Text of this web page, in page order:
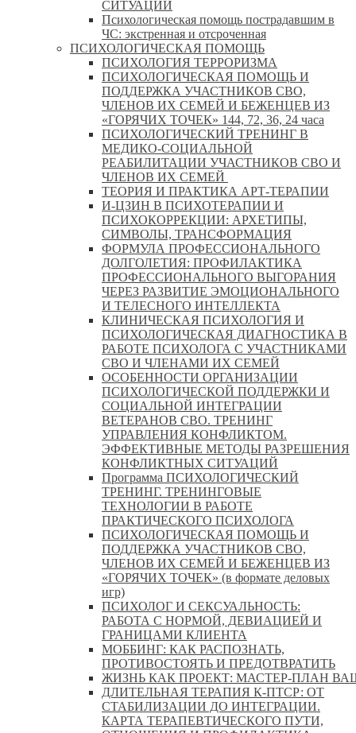
СИТУАЦИЙ
Психологическая помощь пострадавшим в
ЧС: экстренная и отсроченная
ПСИХОЛОГИЧЕСКАЯ ПОМОЩЬ
ПСИХОЛОГИЯ ТЕРРОРИЗМА
ПСИХОЛОГИЧЕСКАЯ ПОМОЩЬ И
ПОДДЕРЖКА УЧАСТНИКОВ СВО,
ЧЛЕНОВ ИХ СЕМЕЙ И БЕЖЕНЦЕВ ИЗ
«ГОРЯЧИХ ТОЧЕК» 144, 72, 36, 24 часа
ПСИХОЛОГИЧЕСКИЙ ТРЕНИНГ В
МЕДИКО-СОЦИАЛЬНОЙ
РЕАБИЛИТАЦИИ УЧАСТНИКОВ СВО И
ЧЛЕНОВ ИХ СЕМЕЙ
ТЕОРИЯ И ПРАКТИКА АРТ-ТЕРАПИИ
И-ЦЗИН В ПСИХОТЕРАПИИ И
ПСИХОКОРРЕКЦИИ: АРХЕТИПЫ,
СИМВОЛЫ, ТРАНСФОРМАЦИЯ
ФОРМУЛА ПРОФЕССИОНАЛЬНОГО
ДОЛГОЛЕТИЯ: ПРОФИЛАКТИКА
ПРОФЕССИОНАЛЬНОГО ВЫГОРАНИЯ
ЧЕРЕЗ РАЗВИТИЕ ЭМОЦИОНАЛЬНОГО
И ТЕЛЕСНОГО ИНТЕЛЛЕКТА
КЛИНИЧЕСКАЯ ПСИХОЛОГИЯ И
ПСИХОЛОГИЧЕСКАЯ ДИАГНОСТИКА В
РАБОТЕ ПСИХОЛОГА С УЧАСТНИКАМИ
СВО И ЧЛЕНАМИ ИХ СЕМЕЙ
ОСОБЕННОСТИ ОРГАНИЗАЦИИ
ПСИХОЛОГИЧЕСКОЙ ПОДДЕРЖКИ И
СОЦИАЛЬНОЙ ИНТЕГРАЦИИ
ВЕТЕРАНОВ СВО. ТРЕНИНГ
УПРАВЛЕНИЯ КОНФЛИКТОМ.
ЭФФЕКТИВНЫЕ МЕТОДЫ РАЗРЕШЕНИЯ
КОНФЛИКТНЫХ СИТУАЦИЙ
Программа ПСИХОЛОГИЧЕСКИЙ
ТРЕНИНГ. ТРЕНИНГОВЫЕ
ТЕХНОЛОГИИ В РАБОТЕ
ПРАКТИЧЕСКОГО ПСИХОЛОГА
ПСИХОЛОГИЧЕСКАЯ ПОМОЩЬ И
ПОДДЕРЖКА УЧАСТНИКОВ СВО,
ЧЛЕНОВ ИХ СЕМЕЙ И БЕЖЕНЦЕВ ИЗ
«ГОРЯЧИХ ТОЧЕК» (в формате деловых
игр)
ПСИХОЛОГ И СЕКСУАЛЬНОСТЬ:
РАБОТА С НОРМОЙ, ДЕВИАЦИЕЙ И
ГРАНИЦАМИ КЛИЕНТА
МОББИНГ: КАК РАСПОЗНАТЬ,
ПРОТИВОСТОЯТЬ И ПРЕДОТВРАТИТЬ
ЖИЗНЬ КАК ПРОЕКТ: МАСТЕР‑ПЛАН
ДЛИТЕЛЬНАЯ ТЕРАПИЯ К-ПТСР: ОТ
СТАБИЛИЗАЦИИ ДО ИНТЕГРАЦИИ.
КАРТА ТЕРАПЕВТИЧЕСКОГО ПУТИ,